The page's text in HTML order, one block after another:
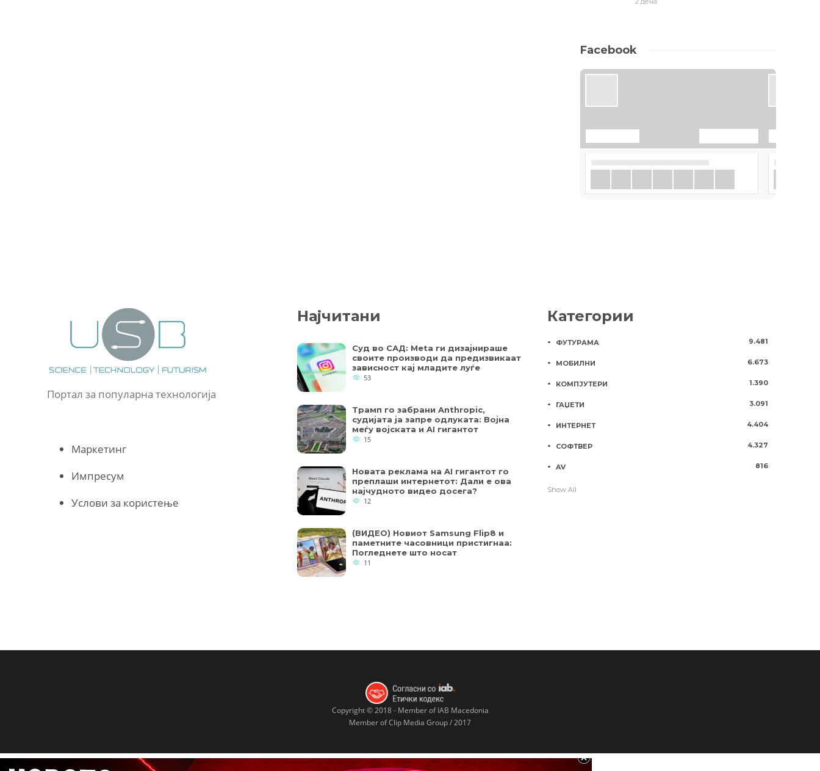
Facebook
Портал за популарна технологија
Маркетинг
Импресум
Услови за користење
Најчитани
Суд во САД: Meta ги дизајнираше
своите производи да предизвикаат
зависност кај младите луѓе
53
Трамп го забрани Anthropic,
судијата ја запре одлуката: Војна
меѓу војската и AI гигантот
15
Новата реклама на AI гигантот го
преплаши интернетот: Дали е ова
најчудното видео досега?
12
(ВИДЕО) Новиот Samsung Flip8 и
паметните часовници пристигнаа:
Погледнете што носат
11
Категории
ФУТУРАМА 9.481
МОБИЛНИ 6.673
КОМПЈУТЕРИ 1.390
ГАЏЕТИ 3.091
ИНТЕРНЕТ 4.404
СОФТВЕР 4.327
AV 816
Show All
Copyright © 2018 - Member of IAB Macedonia
Member of Clip Media Group / 2017